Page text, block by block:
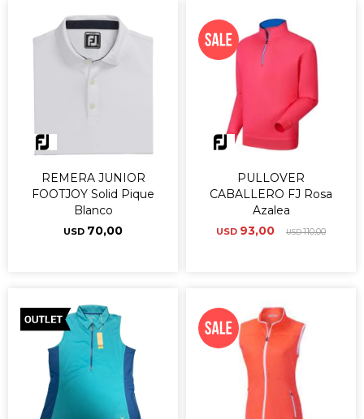
REMERA JUNIOR
FOOTJOY Solid Pique
Blanco
USD 70,00
PULLOVER
CABALLERO FJ Rosa
Azalea
USD 93,00 USD110,00